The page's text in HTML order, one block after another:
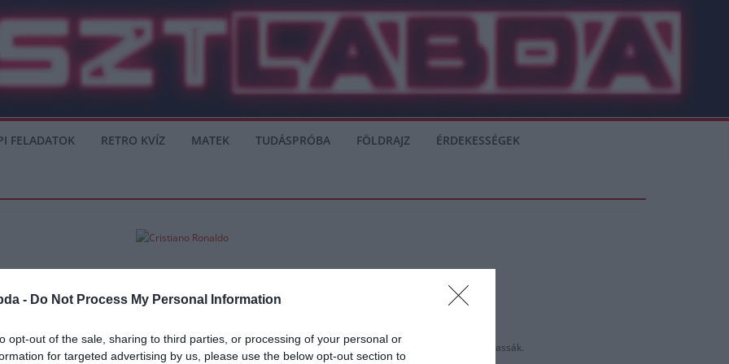
- Do Not Process My Personal Information
opt-out of the sale, sharing to third parties, or processing of your personal or
for targeted advertising by us, please use the below opt-out section to
FELADATOK RETRO KVÍZ MATEK TUDÁSPRÓBA FÖLDRAJZ ÉRDEKESSÉGEK
tölti a karantént. Onnan tett intézkedéseket aziránt, hogy a szállodáit átmenetileg kórházként használhassák.